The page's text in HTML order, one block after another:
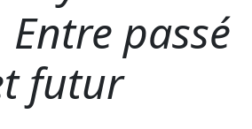
passé
futur